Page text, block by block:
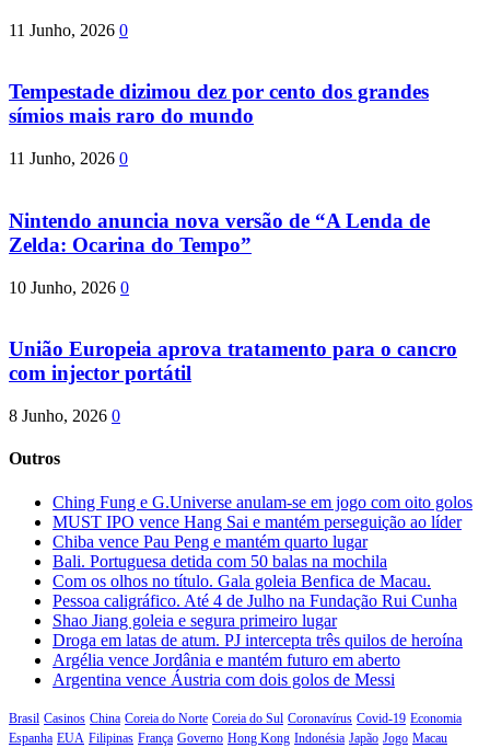
11 Junho, 2026 0
Tempestade dizimou dez por cento dos grandes
símios mais raro do mundo
11 Junho, 2026 0
Nintendo anuncia nova versão de “A Lenda de
Zelda: Ocarina do Tempo”
10 Junho, 2026 0
União Europeia aprova tratamento para o cancro
com injector portátil
8 Junho, 2026 0
Outros
Ching Fung e G.Universe anulam-se em jogo com oito golos
MUST IPO vence Hang Sai e mantém perseguição ao líder
Chiba vence Pau Peng e mantém quarto lugar
Bali. Portuguesa detida com 50 balas na mochila
Com os olhos no título. Gala goleia Benfica de Macau.
Pessoa caligráfico. Até 4 de Julho na Fundação Rui Cunha
Shao Jiang goleia e segura primeiro lugar
Droga em latas de atum. PJ intercepta três quilos de heroína
Argélia vence Jordânia e mantém futuro em aberto
Argentina vence Áustria com dois golos de Messi
Brasil Casinos China Coreia do Norte Coreia do Sul Coronavírus Covid-19 Economia
Espanha EUA Filipinas França Governo Hong Kong Indonésia Japão Jogo Macau